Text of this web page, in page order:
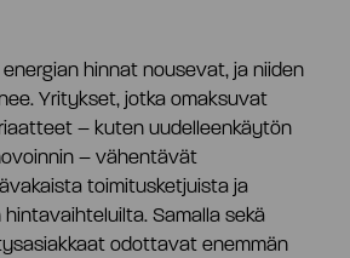
nimitystoimikunta
hinnat nousevat, ja niiden
Yritykset, jotka omaksuvat
– kuten uudelleenkäytön
– vähentävät
toimitusketjuista ja
Samalla sekä
odottavat enemmän